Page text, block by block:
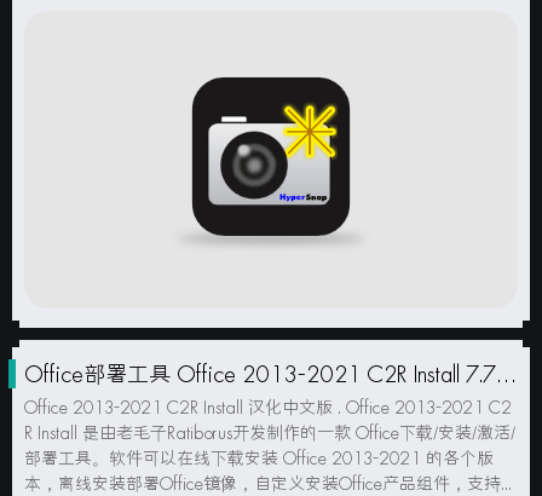
Office部署工具 Office 2013-2021 C2R Install 7.7.0
汉化中文版
Office 2013-2021 C2R Install 汉化中文版 . Office 2013-2021 C2
R Install 是由老毛子Ratiborus开发制作的一款 Office下载/安装/激活/
部署工具。软件可以在线下载安装 Office 2013-2021 的各个版
本，离线安装部署Office镜像，自定义安装Office产品组件，支持...